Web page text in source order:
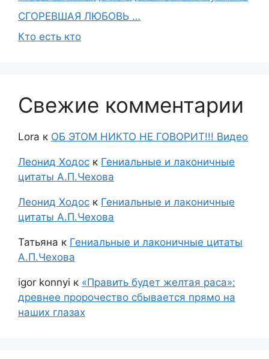
СГОРЕВШАЯ ЛЮБОВЬ …
Кто есть кто
Свежие комментарии
Lora к ОБ ЭТОМ НИКТО НЕ ГОВОРИТ!!! Видео
Леонид Ходос к Гениальные и лаконичные
цитаты А.П.Чехова
Леонид Ходос к Гениальные и лаконичные
цитаты А.П.Чехова
Татьяна к Гениальные и лаконичные цитаты
А.П.Чехова
igor konnyi к «Править будет желтая раса»:
древнее пророчество сбывается прямо на
наших глазах